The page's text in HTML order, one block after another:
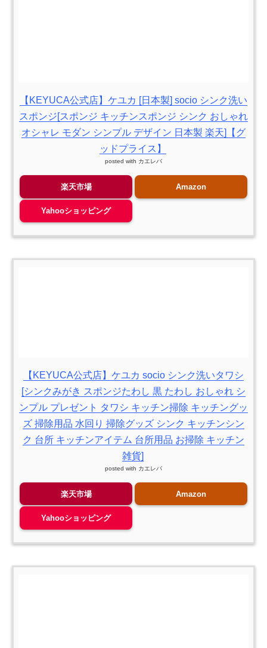
【KEYUCA公式店】ケユカ [日本製] socio シンク洗い
スポンジ[スポンジ キッチンスポンジ シンク おしゃれ
オシャレ モダン シンプル デザイン 日本製 楽天]【グ
ッドプライス】
posted with カエレバ
楽天市場 Amazon
Yahooショッピング
【KEYUCA公式店】ケユカ socio シンク洗いタワシ
[シンクみがき スポンジたわし 黒 たわし おしゃれ シ
ンプル プレゼント タワシ キッチン掃除 キッチングッ
ズ 掃除用品 水回り 掃除グッズ シンク キッチンシン
ク 台所 キッチンアイテム 台所用品 お掃除 キッチン
雑貨]
posted with カエレバ
楽天市場 Amazon
Yahooショッピング